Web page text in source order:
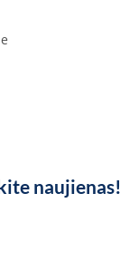
naujienas!